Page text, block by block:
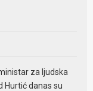
za ljudska
Hurtić danas su